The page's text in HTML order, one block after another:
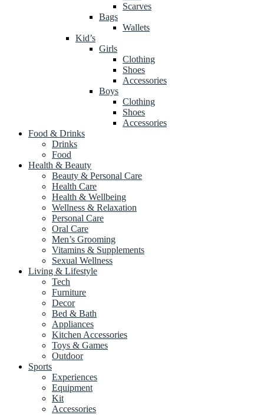
Scarves
Bags
Wallets
Kid’s
Girls
Clothing
Shoes
Accessories
Boys
Clothing
Shoes
Accessories
Food & Drinks
Drinks
Food
Health & Beauty
Beauty & Personal Care
Health Care
Health & Wellbeing
Wellness & Relaxation
Personal Care
Oral Care
Men’s Grooming
Vitamins & Supplements
Sexual Wellness
Living & Lifestyle
Tech
Furniture
Decor
Bed & Bath
Appliances
Kitchen Accessories
Toys & Games
Outdoor
Sports
Experiences
Equipment
Kit
Accessories